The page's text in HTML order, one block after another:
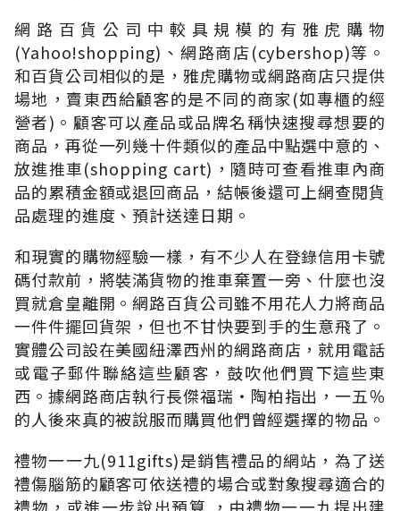
網路百貨公司中較具規模的有雅虎購物
(Yahoo!shopping)、網路商店(cybershop)等。
和百貨公司相似的是，雅虎購物或網路商店只提供
場地，賣東西給顧客的是不同的商家(如專櫃的經
營者)。顧客可以產品或品牌名稱快速搜尋想要的
商品，再從一列幾十件類似的產品中點選中意的、
放進推車(shopping cart)，隨時可查看推車內商
品的累積金額或退回商品，結帳後還可上網查閱貨
品處理的進度、預計送達日期。
和現實的購物經驗一樣，有不少人在登錄信用卡號
碼付款前，將裝滿貨物的推車棄置一旁、什麼也沒
買就倉皇離開。網路百貨公司雖不用花人力將商品
一件件擺回貨架，但也不甘快要到手的生意飛了。
實體公司設在美國紐澤西州的網路商店，就用電話
或電子郵件聯絡這些顧客，鼓吹他們買下這些東
西。據網路商店執行長傑福瑞‧陶柏指出，一五％
的人後來真的被說服而購買他們曾經選擇的物品。
禮物一一九(911gifts)是銷售禮品的網站，為了送
禮傷腦筋的顧客可依送禮的場合或對象搜尋適合的
禮物，或進一步說出預算 ，由禮物一一九提出建